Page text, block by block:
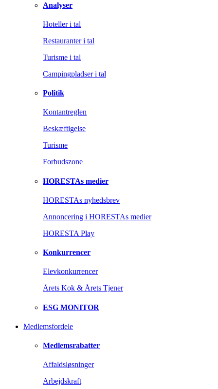
Analyser
Hoteller i tal
Restauranter i tal
Turisme i tal
Campingpladser i tal
Politik
Kontantreglen
Beskæftigelse
Turisme
Forbudszone
HORESTAs medier
HORESTAs nyhedsbrev
Annoncering i HORESTAs medier
HORESTA Play
Konkurrencer
Elevkonkurrencer
Årets Kok & Årets Tjener
ESG MONITOR
Medlemsfordele
Medlemsrabatter
Affaldsløsninger
Arbejdskraft